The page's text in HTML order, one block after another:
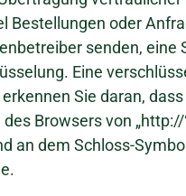
Bestellungen oder
senden, eine
Eine
Sie daran, dass
Browsers von „http://
an dem Schloss-